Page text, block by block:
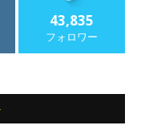
43,835
フォロワー